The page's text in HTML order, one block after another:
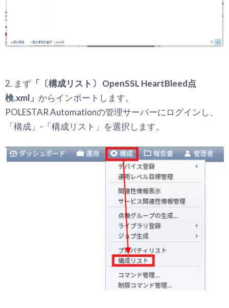
2. まず 「〔構成リスト〕 OpenSSL HeartBleed点
検.xml」 からインポートします。
POLESTAR Automationの管理サーバーにログインし、
「構成」-「構成リスト」を選択します。